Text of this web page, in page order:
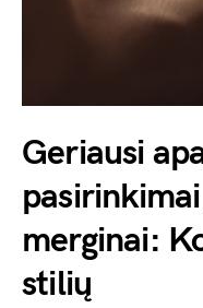
Geriausi
merginai:
stilių